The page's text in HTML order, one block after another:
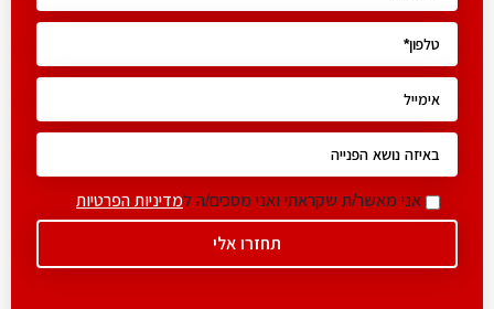
אני מאשר/ת שקראתי ואני מסכים/ה למדיניות הפרטיות